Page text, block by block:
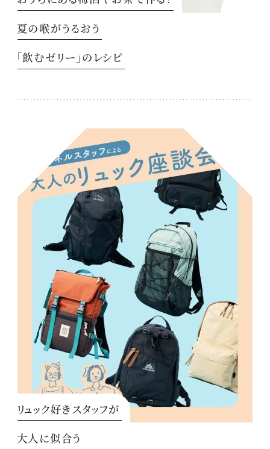
夏の喉がうるおう
「飲むゼリー」のレシピ
リュック好きスタッフが
大人に似合う